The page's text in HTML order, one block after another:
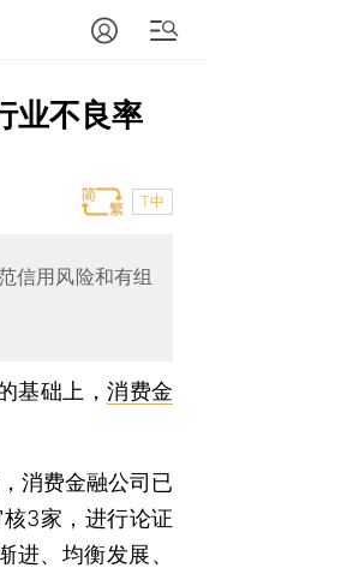
业不良率
T中
信用风险和有组
基础上，消费金
消费金融公司已
3家，进行论证
进、均衡发展、